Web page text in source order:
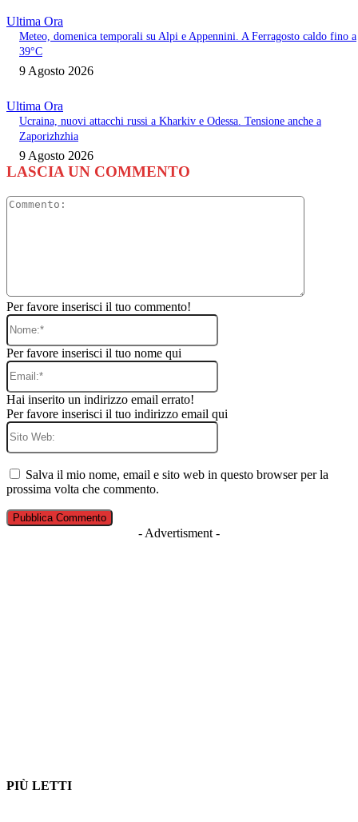
Ultima Ora
Meteo, domenica temporali su Alpi e Appennini. A Ferragosto caldo fino a
39°C
9 Agosto 2026
Ultima Ora
Ucraina, nuovi attacchi russi a Kharkiv e Odessa. Tensione anche a
Zaporizhzhia
9 Agosto 2026
LASCIA UN COMMENTO
Per favore inserisci il tuo commento!
Nome:*
Per favore inserisci il tuo nome qui
Email:*
Hai inserito un indirizzo email errato!
Per favore inserisci il tuo indirizzo email qui
Sito
Salva il mio nome, email e sito web in questo browser per la
prossima volta che commento.
- Advertisment -
PIÙ LETTI